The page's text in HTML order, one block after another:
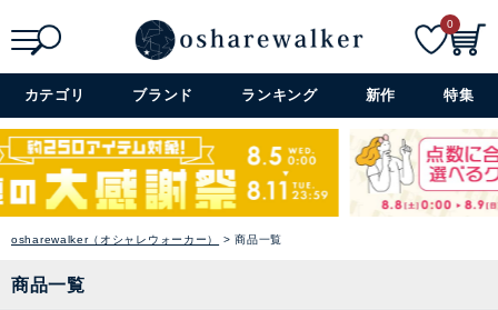
詳細検索+
0
カテゴリ ブランド ランキング 新作 特集
osharewalker（オシャレウォーカー） 商品一覧
商品一覧